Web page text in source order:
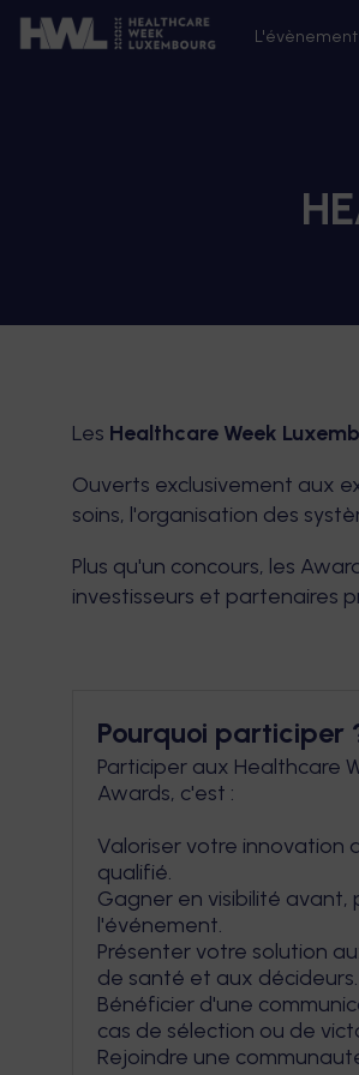
L'évènement
Les Healthcare Week
Ouverts exclusivement aux
soins, l'organisation des
Plus qu'un concours, les
investisseurs et partenaires
Pourquoi participer
Participer aux Healthcare
Awards, c'est :
Valoriser votre innovation
qualifié.
Gagner en visibilité
l'événement.
Présenter votre solution
de santé et aux décideurs.
Bénéficier d'une
cas de sélection ou de
Rejoindre une